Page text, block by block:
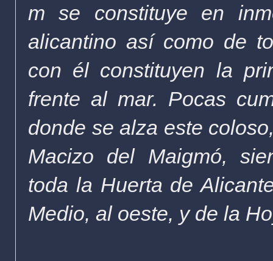
m se constituye en
alicantino así como de
con él constituyen la
frente al mar. Pocas
donde se alza este
Macizo del Maigmó,
toda la Huerta de
Medio, al oeste, y de la